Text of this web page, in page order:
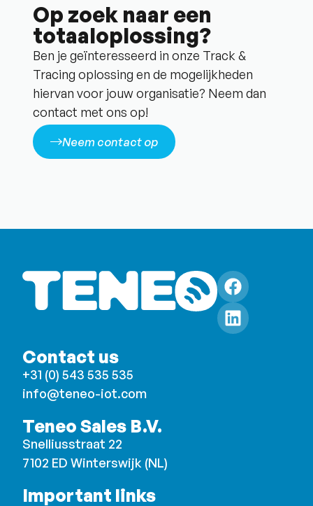
Op zoek naar een
totaaloplossing?
Ben je geïnteresseerd in onze Track &
Tracing oplossing en de mogelijkheden
hiervan voor jouw organisatie? Neem dan
contact met ons op!
Neem contact op
Contact us
+31 (0) 543 535 535
info@teneo-iot.com
Teneo Sales B.V.
Snelliusstraat 22
7102 ED Winterswijk (NL)
Important links